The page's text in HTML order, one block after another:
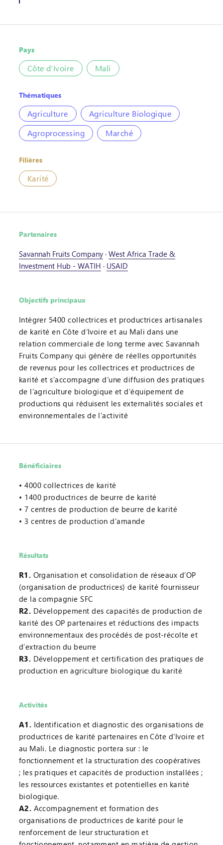
Pays
Côte d’Ivoire Mali
Thématiques
Agriculture
Agriculture Biologique
Agroprocessing
Marché
Filières
Karité
Partenaires
Savannah Fruits Company· West Africa Trade &
Investment Hub - WATIH · USAID
Objectifs principaux
Intégrer 5400 collectrices et productrices artisanales
de karité en Côte d’Ivoire et au Mali dans une
relation commerciale de long terme avec Savannah
Fruits Company qui génère de réelles opportunités
de revenus pour les collectrices et productrices de
karité et s’accompagne d’une diffusion des pratiques
de l’agriculture biologique et d’équipement de
productions qui réduisent les externalités sociales et
environnementales de l’activité
Bénéficiaires
4000 collectrices de karité
1400 productrices de beurre de karité
7 centres de production de beurre de karité
3 centres de production d'amande
Résultats
R1. Organisation et consolidation de réseaux d’OP
(organisation de productrices) de karité fournisseur
de la compagnie SFC
R2. Développement des capacités de production de
karité des OP partenaires et réductions des impacts
environnementaux des procédés de post-récolte et
d’extraction du beurre
R3. Développement et certification des pratiques de
production en agriculture biologique du karité
Activités
A1. Identification et diagnostic des organisations de
productrices de karité partenaires en Côte d'Ivoire et
au Mali. Le diagnostic portera sur : le
fonctionnement et la structuration des coopératives
; les pratiques et capacités de production installées ;
les ressources existantes et potentielles en karité
biologique.
A2. Accompagnement et formation des
organisations de productrices de karité pour le
renforcement de leur structuration et